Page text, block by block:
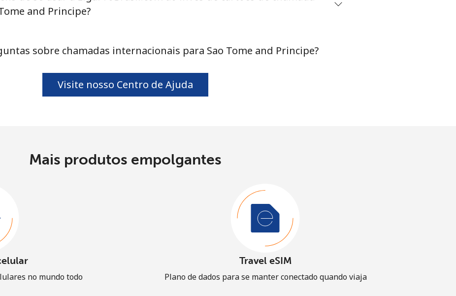
and Principe?
sobre chamadas internacionais para Sao Tome and Principe?
Visite nosso Centro de Ajuda
Mais produtos empolgantes
no mundo todo
Travel eSIM
Plano de dados para se manter conectado quando viaja